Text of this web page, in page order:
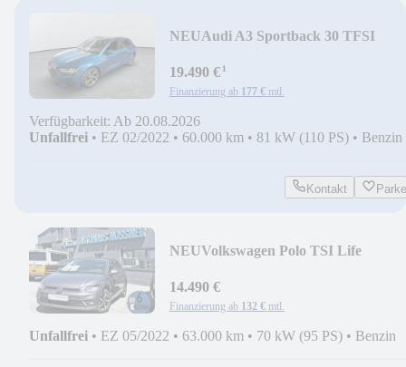
NEUAudi A3 Sportback 30 TFSI
19.490 €¹
Finanzierung ab 177 € mtl.
Verfügbarkeit: Ab 20.08.2026
Unfallfrei • EZ 02/2022 • 60.000 km • 81 kW (110 PS) • Benzin
Kontakt
NEUVolkswagen Polo TSI Life
(LED,LMR16,SHZ,PDC,AppC)
14.490 €
Finanzierung ab 132 € mtl.
Unfallfrei • EZ 05/2022 • 63.000 km • 70 kW (95 PS) • Benzin